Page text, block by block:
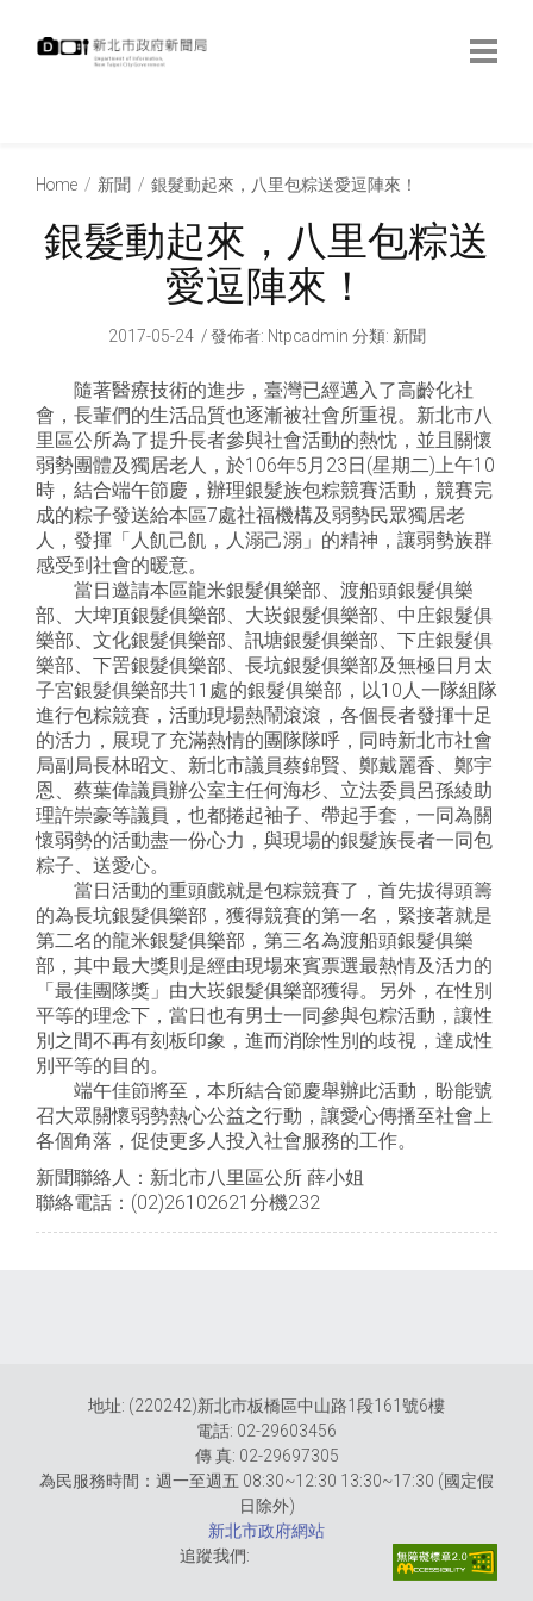
Home 新聞 銀髮動起來，八里包粽送愛逗陣來！
銀髮動起來，八里包粽送
愛逗陣來！
2017-05-24 發佈者: Ntpcadmin 分類: 新聞
隨著醫療技術的進步，臺灣已經邁入了高齡化社
會，長輩們的生活品質也逐漸被社會所重視。新北市八
里區公所為了提升長者參與社會活動的熱忱，並且關懷
弱勢團體及獨居老人，於106年5月23日(星期二)上午10
時，結合端午節慶，辦理銀髮族包粽競賽活動，競賽完
成的粽子發送給本區7處社福機構及弱勢民眾獨居老
人，發揮「人飢己飢，人溺己溺」的精神，讓弱勢族群
感受到社會的暖意。
當日邀請本區龍米銀髮俱樂部、渡船頭銀髮俱樂
部、大埤頂銀髮俱樂部、大崁銀髮俱樂部、中庄銀髮俱
樂部、文化銀髮俱樂部、訊塘銀髮俱樂部、下庄銀髮俱
樂部、下罟銀髮俱樂部、長坑銀髮俱樂部及無極日月太
子宮銀髮俱樂部共11處的銀髮俱樂部，以10人一隊組隊
進行包粽競賽，活動現場熱鬧滾滾，各個長者發揮十足
的活力，展現了充滿熱情的團隊隊呼，同時新北市社會
局副局長林昭文、新北市議員蔡錦賢、鄭戴麗香、鄭宇
恩、蔡葉偉議員辦公室主任何海杉、立法委員呂孫綾助
理許崇豪等議員，也都捲起袖子、帶起手套，一同為關
懷弱勢的活動盡一份心力，與現場的銀髮族長者一同包
粽子、送愛心。
當日活動的重頭戲就是包粽競賽了，首先拔得頭籌
的為長坑銀髮俱樂部，獲得競賽的第一名，緊接著就是
第二名的龍米銀髮俱樂部，第三名為渡船頭銀髮俱樂
部，其中最大獎則是經由現場來賓票選最熱情及活力的
「最佳團隊獎」由大崁銀髮俱樂部獲得。另外，在性別
平等的理念下，當日也有男士一同參與包粽活動，讓性
別之間不再有刻板印象，進而消除性別的歧視，達成性
別平等的目的。
端午佳節將至，本所結合節慶舉辦此活動，盼能號
召大眾關懷弱勢熱心公益之行動，讓愛心傳播至社會上
各個角落，促使更多人投入社會服務的工作。
新聞聯絡人：新北市八里區公所 薛小姐
聯絡電話：(02)26102621分機232
地址: (220242)新北市板橋區中山路1段161號6樓
電話: 02-29603456
傳 真: 02-29697305
為民服務時間：週一至週五 08:30~12:30 13:30~17:30 (國定假
日除外)
新北市政府網站
追蹤我們: